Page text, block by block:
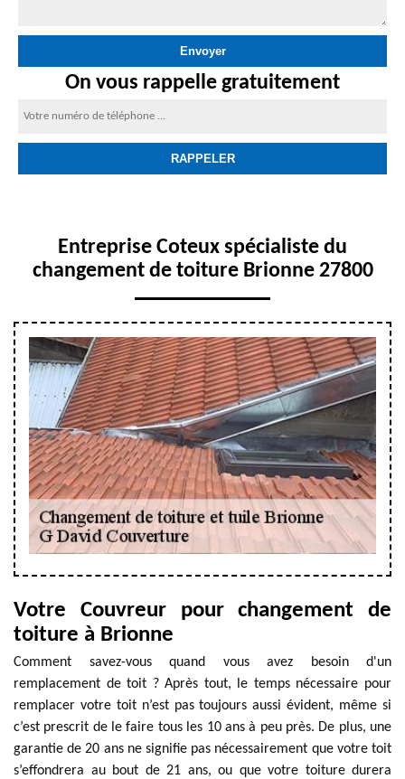
On vous rappelle gratuitement
Entreprise Coteux spécialiste du
changement de toiture Brionne 27800
Votre Couvreur pour changement de
toiture à Brionne
Comment savez-vous quand vous avez besoin d'un
remplacement de toit ? Après tout, le temps nécessaire pour
remplacer votre toit n’est pas toujours aussi évident, même si
c’est prescrit de le faire tous les 10 ans à peu près. De plus, une
garantie de 20 ans ne signifie pas nécessairement que votre toit
s’effondrera au bout de 21 ans, ou que votre toiture durera